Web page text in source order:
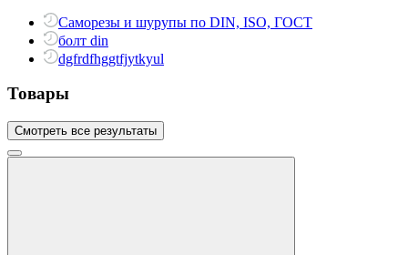
Саморезы и шурупы по DIN, ISO, ГОСТ
болт din
dgfrdfhggtfjytkyul
Товары
Смотреть все результаты